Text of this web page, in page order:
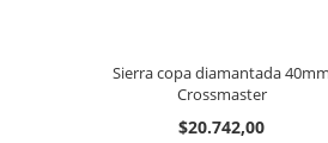
Sierra copa diamantada 40mm
Crossmaster
$20.742,00